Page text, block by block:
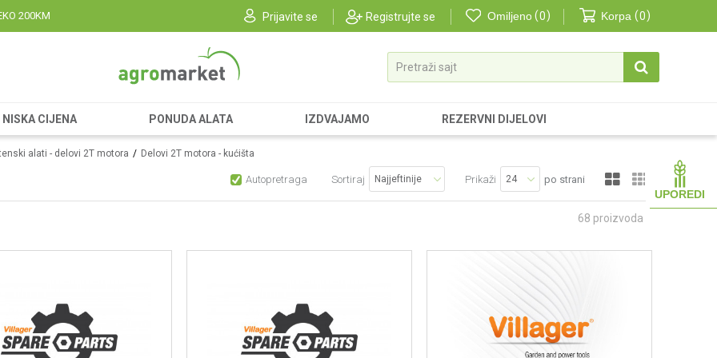
200KM Prijavite se Registrujte se Omiljeno 0 Korpa 0
Pretraži sajt
CIJENA PONUDA ALATA IZDVAJAMO REZERVNI DIJELOVI
UPOREDI
alati - delovi 2T motora Delovi 2T motora - kućišta
Autopretraga Sortiraj Prikaži po strani
68 proizvoda